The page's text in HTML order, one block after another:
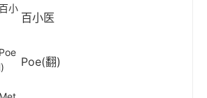
百小医
Poe(翻)